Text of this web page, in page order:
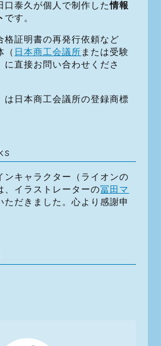
口泰久が個人で制作した情報
です。
格証明書の再発行依頼など
（ 日本商工会議所 または受験
に直接お問い合わせくださ
は日本商工会議所の登録商標
ンキャラクター（ライオンの
、イラストレーターの冨田マ
ただきました。心より感謝申